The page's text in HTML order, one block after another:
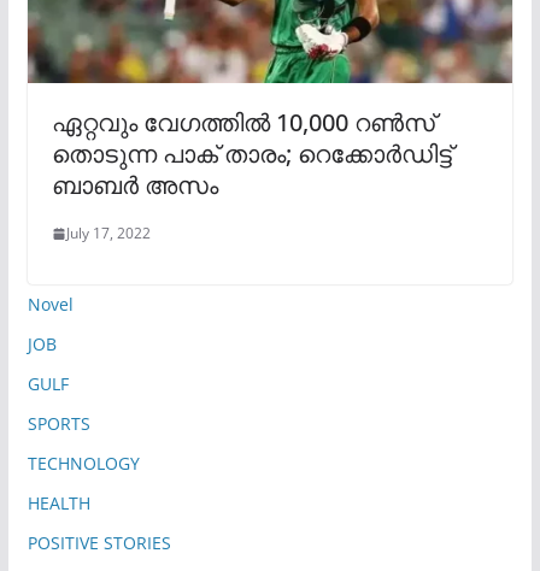
ഏറ്റവും വേഗത്തില്‍ 10,000 റണ്‍സ്
തൊടുന്ന പാക് താരം; റെക്കോർഡിട്ട്
ബാബര്‍ അസം
July 17, 2022
Novel
JOB
GULF
SPORTS
TECHNOLOGY
HEALTH
POSITIVE STORIES